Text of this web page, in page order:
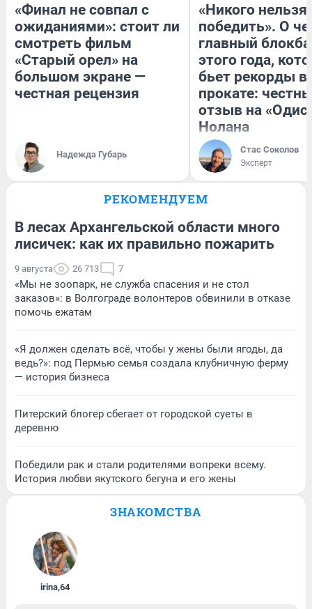
«Финал не совпал с
ожиданиями»: стоит ли
смотреть фильм
«Старый орел» на
большом экране —
честная рецензия
Надежда Губарь
«Никого нельзя
победить». О
главный
этого года,
бьет рекорды в
прокате:
отзыв на
Нолана
Стас Соколов
Эксперт
РЕКОМЕНДУЕМ
В лесах Архангельской области много
лисичек: как их правильно пожарить
9 августа 26 713 7
«Мы не зоопарк, не служба спасения и не стол
заказов»: в Волгограде волонтеров обвинили в отказе
помочь ежатам
«Я должен сделать всё, чтобы у жены были ягоды, да
ведь?»: под Пермью семья создала клубничную ферму
— история бизнеса
Питерский блогер сбегает от городской суеты в
деревню
Победили рак и стали родителями вопреки всему.
История любви якутского бегуна и его жены
ЗНАКОМСТВА
irina,64